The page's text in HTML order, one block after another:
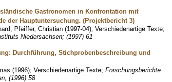
Gastronomen in Konfrontation mit
der Hauptuntersuchung. (Projektbericht 3)
; Pfeiffer, Christian (1997-04); Verschiedenartige Texte;
Niedersachsen; (1997) 61
Durchführung, Stichprobenbeschreibung und
(1996); Verschiedenartige Texte; Forschungsberichte
(1996) 58